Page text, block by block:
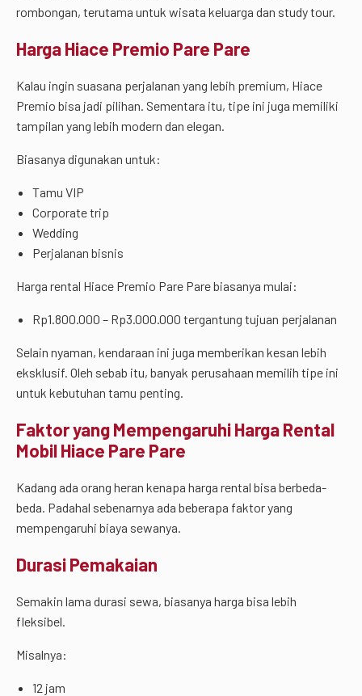
rombongan, terutama untuk wisata keluarga dan study tour.
Harga Hiace Premio Pare Pare
Kalau ingin suasana perjalanan yang lebih premium, Hiace
Premio bisa jadi pilihan. Sementara itu, tipe ini juga memiliki
tampilan yang lebih modern dan elegan.
Biasanya digunakan untuk:
Tamu VIP
Corporate trip
Wedding
Perjalanan bisnis
Harga rental Hiace Premio Pare Pare biasanya mulai:
Rp1.800.000 – Rp3.000.000 tergantung tujuan perjalanan
Selain nyaman, kendaraan ini juga memberikan kesan lebih
eksklusif. Oleh sebab itu, banyak perusahaan memilih tipe ini
untuk kebutuhan tamu penting.
Faktor yang Mempengaruhi Harga Rental
Mobil Hiace Pare Pare
Kadang ada orang heran kenapa harga rental bisa berbeda-
beda. Padahal sebenarnya ada beberapa faktor yang
mempengaruhi biaya sewanya.
Durasi Pemakaian
Semakin lama durasi sewa, biasanya harga bisa lebih
fleksibel.
Misalnya:
12 jam